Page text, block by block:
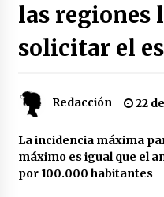
Plaga de
24 de
5.500
17 de
Leyendas del Betis y del
terreno de juego en un derbi
las regiones
solicitar el
Redacción 22
La incidencia máxima
máximo es igual que el
por 100.000 habitantes